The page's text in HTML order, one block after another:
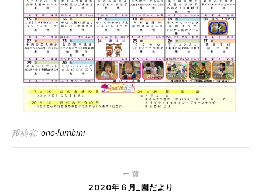
投稿者: ono-lumbini
前
2020年６月_園だより